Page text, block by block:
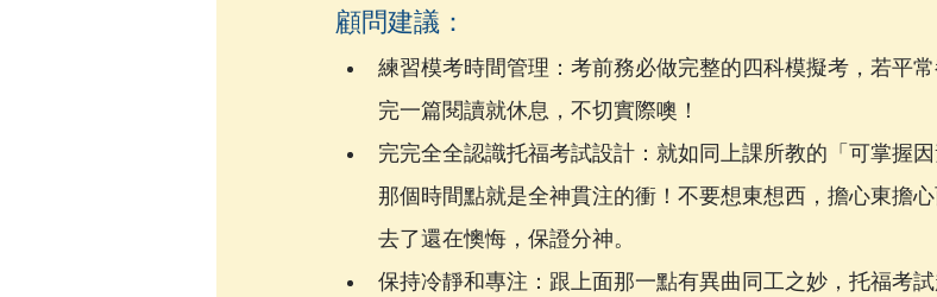
顧問建議：
練習模考時間管理：考前務必做完整的四科模擬考，若平
完一篇閱讀就休息，不切實際噢！
完完全全認識托福考試設計：就如同上課所教的「可掌握
那個時間點就是全神貫注的衝！不要想東想西，擔心東擔
去了還在懊悔，保證分神。
保持冷靜和專注：跟上面那一點有異曲同工之妙，托福考